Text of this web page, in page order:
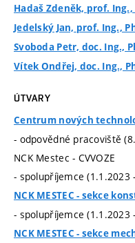
Hadaš Zdeněk, prof. Ing.,
Jedelský Jan, prof. Ing.,
Svoboda Petr, doc. Ing.,
Vítek Ondřej, doc. Ing.,
ÚTVARY
Centrum nových
- odpovědné pracoviště
NCK Mestec - CVVOZE
- spolupříjemce (1.1.2023
NCK MESTEC - sekce
- spolupříjemce (1.1.2023
NCK MESTEC - sekce